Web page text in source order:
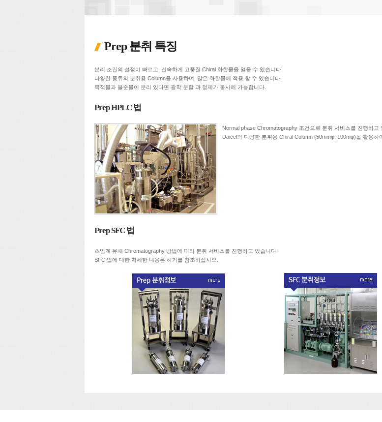
Prep 분취 특징
분리 조건의 설정이 빠르고, 신속하게 고품질 Chiral 화합물을 얻을 수 있습니다.
다양한 종류의 분취용 Column을 사용하여, 많은 화합물에 적용 할 수 있습니다.
목적물과 불순물이 분리 있다면 광학 분할 과 정제가 동시에 가능합니다.
Prep HPLC 법
Normal phase Chromatography 조건으로 분취 서비스를 진행하고
Daicel의 다양한 분취용 Chiral Column (50mmφ, 100mφ)을 활용
Prep SFC 법
초임계 유체 Chromatography 방법에 따라 분취 서비스를 진행하고 있습니다.
SFC 법에 대한 자세한 내용은 하기를 참조하십시오.